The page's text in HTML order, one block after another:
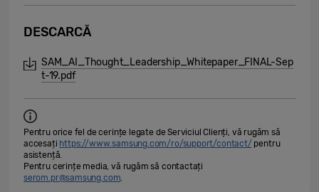
DESCARCĂ
SAM_AI_Thought_Leadership_Whitepaper_FINAL-Sep
t-19.pdf
Pentru orice fel de cerințe legate de Serviciul Clienți, vă rugăm să
accesați https://www.samsung.com/ro/support/contact/ pentru
asistență.
Pentru cerințe media, vă rugăm să contactați
serom.pr@samsung.com.